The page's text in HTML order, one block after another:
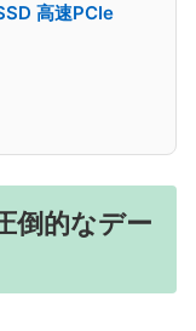
高速PCIe
倒的なデー